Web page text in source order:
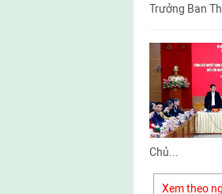
Trưởng Ban
Chủ...
Xem theo